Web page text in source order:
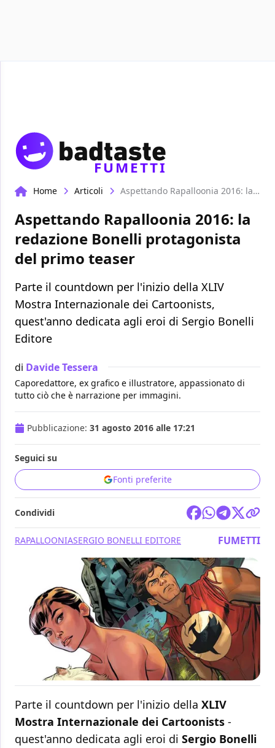
FUMETTI
Home Articoli Aspettando Rapalloonia 2016: la redazione Bonelli protagonista del primo teaser
Aspettando Rapalloonia 2016: la
redazione Bonelli protagonista
del primo teaser
Parte il countdown per l'inizio della XLIV
Mostra Internazionale dei Cartoonists,
quest'anno dedicata agli eroi di Sergio Bonelli
Editore
di Davide Tessera
Caporedattore, ex grafico e illustratore, appassionato di
tutto ciò che è narrazione per immagini.
Pubblicazione: 31 agosto 2016 alle 17:21
Seguici su
Fonti preferite
Condividi
RAPALLOONIASERGIO BONELLI EDITORE FUMETTI
Parte il countdown per l'inizio della XLIV
Mostra Internazionale dei Cartoonists -
quest'anno dedicata agli eroi di Sergio Bonelli